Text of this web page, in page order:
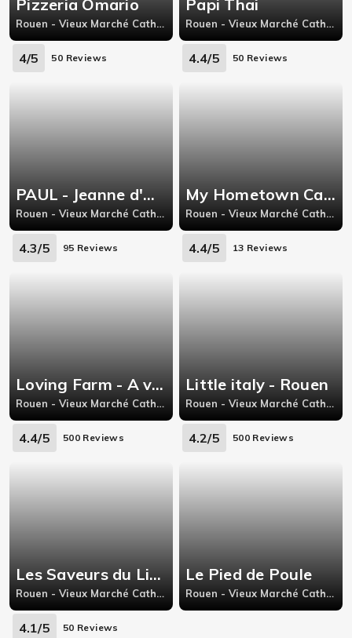
Pizzeria Omario
Rouen - Vieux Marché Cathédrale, 27 Rue de Crosne
4/5 50 Reviews
Papi Thai
Rouen - Vieux Marché Cathédrale, 60 rue jean lecanuet,Rouen
4.4/5 50 Reviews
PAUL - Jeanne d'Arc
Rouen - Vieux Marché Cathédrale, 35 Rue Jeanne d'Arc,76000
4.3/5 95 Reviews
My Hometown Cafe
Rouen - Vieux Marché Cathédrale, 12 rue du Petit Salut,76000
4.4/5 13 Reviews
Loving Farm - A veggie world
Rouen - Vieux Marché Cathédrale, 38 rue de la république
4.4/5 500 Reviews
Little italy - Rouen
Rouen - Vieux Marché Cathédrale, 7 Rue Beauvoisine
4.2/5 500 Reviews
Les Saveurs du Liban
Rouen - Vieux Marché Cathédrale, 55 rue Saint Hilaire 76000 Rouen
4.1/5 50 Reviews
Le Pied de Poule
Rouen - Vieux Marché Cathédrale, 16, Rue Victor Hugo,